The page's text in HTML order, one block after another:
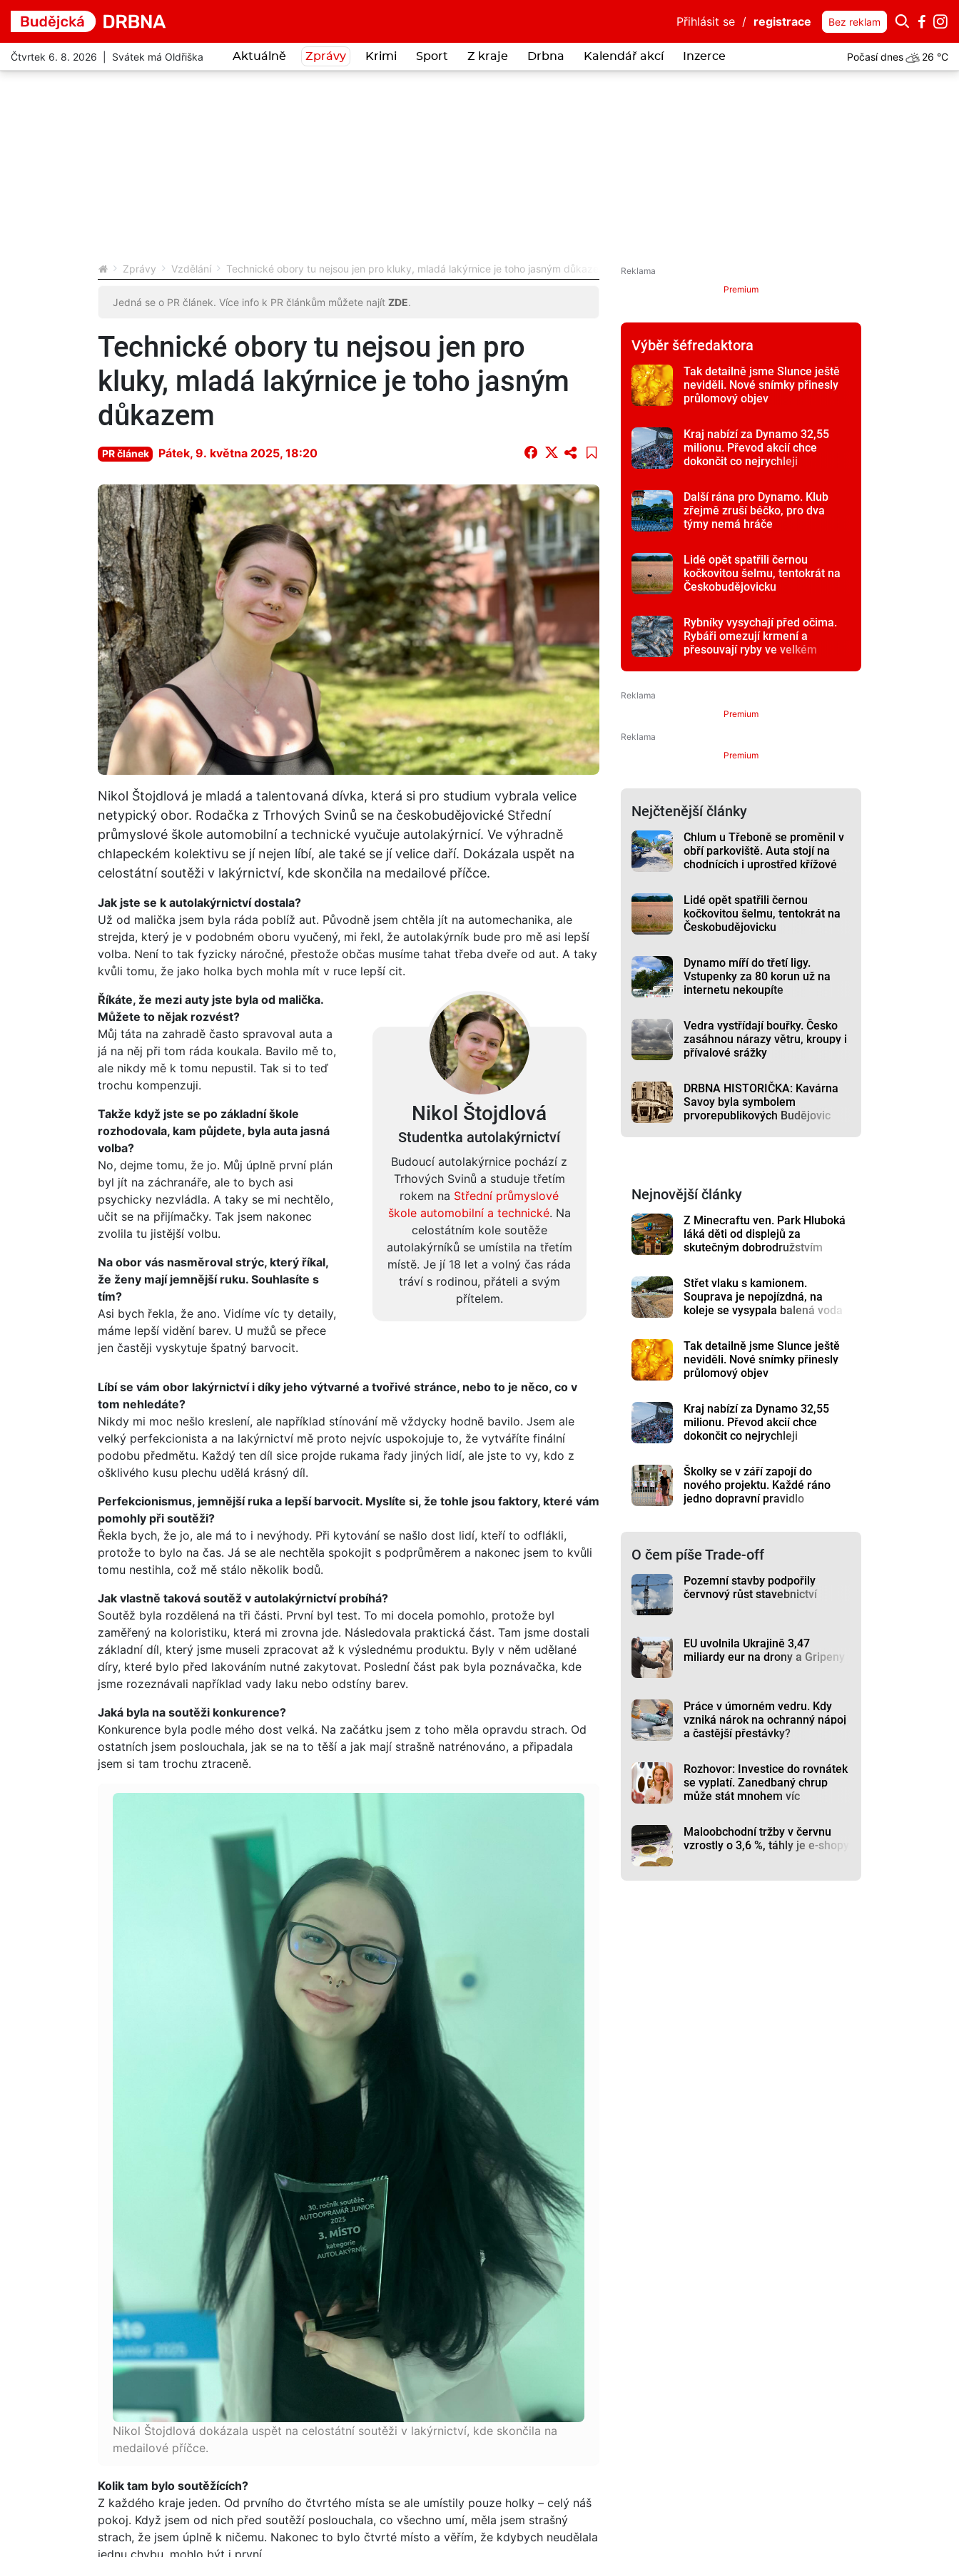
Přihlásit se / registrace Bez reklam
Čtvrtek 6. 8. 2026 | Svátek má Oldřiška Aktuálně Zprávy Krimi Sport Z kraje Drbna Kalendář akcí Inzerce Počasí dnes 26 °C
Zprávy Vzdělání Technické obory tu nejsou jen pro kluky, mladá lakýrnice je toho jasným důkazem
Jedná se o PR článek. Více info k PR článkům můžete najít ZDE.
Technické obory tu nejsou jen pro
kluky, mladá lakýrnice je toho jasným
důkazem
PR článek Pátek, 9. května 2025, 18:20
Nikol Štojdlová je mladá a talentovaná dívka, která si pro studium vybrala velice
netypický obor. Rodačka z Trhových Svinů se na českobudějovické Střední
průmyslové škole automobilní a technické vyučuje autolakýrnicí. Ve výhradně
chlapeckém kolektivu se jí nejen líbí, ale také se jí velice daří. Dokázala uspět na
celostátní soutěži v lakýrnictví, kde skončila na medailové příčce.
Jak jste se k autolakýrnictví dostala?
Už od malička jsem byla ráda poblíž aut. Původně jsem chtěla jít na automechanika, ale
strejda, který je v podobném oboru vyučený, mi řekl, že autolakýrník bude pro mě asi lepší
volba. Není to tak fyzicky náročné, přestože občas musíme tahat třeba dveře od aut. A taky
kvůli tomu, že jako holka bych mohla mít v ruce lepší cit.
Říkáte, že mezi auty jste byla od malička.
Můžete to nějak rozvést?
Můj táta na zahradě často spravoval auta a
já na něj při tom ráda koukala. Bavilo mě to,
ale nikdy mě k tomu nepustil. Tak si to teď
trochu kompenzuji.
Takže když jste se po základní škole
rozhodovala, kam půjdete, byla auta jasná
volba?
No, dejme tomu, že jo. Můj úplně první plán
byl jít na záchranáře, ale to bych asi
psychicky nezvládla. A taky se mi nechtělo,
učit se na přijímačky. Tak jsem nakonec
zvolila tu jistější volbu.
Na obor vás nasměroval strýc, který říkal,
že ženy mají jemnější ruku. Souhlasíte s
tím?
Asi bych řekla, že ano. Vidíme víc ty detaily,
máme lepší vidění barev. U mužů se přece
jen častěji vyskytuje špatný barvocit.
Nikol Štojdlová
Studentka autolakýrnictví
Budoucí autolakýrnice pochází z
Trhových Svinů a studuje třetím
rokem na Střední průmyslové
škole automobilní a technické. Na
celostátním kole soutěže
autolakýrníků se umístila na třetím
místě. Je jí 18 let a volný čas ráda
tráví s rodinou, přáteli a svým
přítelem.
Líbí se vám obor lakýrnictví i díky jeho výtvarné a tvořivé stránce, nebo to je něco, co v
tom nehledáte?
Nikdy mi moc nešlo kreslení, ale například stínování mě vždycky hodně bavilo. Jsem ale
velký perfekcionista a na lakýrnictví mě proto nejvíc uspokojuje to, že vytváříte finální
podobu předmětu. Každý ten díl sice projde rukama řady jiných lidí, ale jste to vy, kdo z
ošklivého kusu plechu udělá krásný díl.
Perfekcionismus, jemnější ruka a lepší barvocit. Myslíte si, že tohle jsou faktory, které vám
pomohly při soutěži?
Řekla bych, že jo, ale má to i nevýhody. Při kytování se našlo dost lidí, kteří to odflákli,
protože to bylo na čas. Já se ale nechtěla spokojit s podprůměrem a nakonec jsem to kvůli
tomu nestihla, což mě stálo několik bodů.
Jak vlastně taková soutěž v autolakýrnictví probíhá?
Soutěž byla rozdělená na tři části. První byl test. To mi docela pomohlo, protože byl
zaměřený na koloristiku, která mi zrovna jde. Následovala praktická část. Tam jsme dostali
základní díl, který jsme museli zpracovat až k výslednému produktu. Byly v něm udělané
díry, které bylo před lakováním nutné zakytovat. Poslední část pak byla poznávačka, kde
jsme rozeznávali například vady laku nebo odstíny barev.
Jaká byla na soutěži konkurence?
Konkurence byla podle mého dost velká. Na začátku jsem z toho měla opravdu strach. Od
ostatních jsem poslouchala, jak se na to těší a jak mají strašně natrénováno, a připadala
jsem si tam trochu ztraceně.
Nikol Štojdlová dokázala uspět na celostátní soutěži v lakýrnictví, kde skončila na
medailové příčce.
Kolik tam bylo soutěžících?
Z každého kraje jeden. Od prvního do čtvrtého místa se ale umístily pouze holky – celý náš
pokoj. Když jsem od nich před soutěží poslouchala, co všechno umí, měla jsem strašný
strach, že jsem úplně k ničemu. Nakonec to bylo čtvrté místo a věřím, že kdybych neudělala
Premium
Výběr šéfredaktora
Tak detailně jsme Slunce ještě
neviděli. Nové snímky přinesly
průlomový objev
Kraj nabízí za Dynamo 32,55
milionu. Převod akcií chce
dokončit co nejrychleji
Další rána pro Dynamo. Klub
zřejmě zruší béčko, pro dva
týmy nemá hráče
Lidé opět spatřili černou
kočkovitou šelmu, tentokrát na
Českobudějovicku
Rybníky vysychají před očima.
Rybáři omezují krmení a
přesouvají ryby ve velkém
Premium
Premium
Nejčtenější články
Chlum u Třeboně se proměnil v
obří parkoviště. Auta stojí na
chodnících i uprostřed křížové
Lidé opět spatřili černou
kočkovitou šelmu, tentokrát na
Českobudějovicku
Dynamo míří do třetí ligy.
Vstupenky za 80 korun už na
internetu nekoupíte
Vedra vystřídají bouřky. Česko
zasáhnou nárazy větru, kroupy i
přívalové srážky
DRBNA HISTORIČKA: Kavárna
Savoy byla symbolem
prvorepublikových Budějovic
Nejnovější články
Z Minecraftu ven. Park Hluboká
láká děti od displejů za
skutečným dobrodružstvím
Střet vlaku s kamionem.
Souprava je nepojízdná, na
koleje se vysypala balená voda
Tak detailně jsme Slunce ještě
neviděli. Nové snímky přinesly
průlomový objev
Kraj nabízí za Dynamo 32,55
milionu. Převod akcií chce
dokončit co nejrychleji
Školky se v září zapojí do
nového projektu. Každé ráno
jedno dopravní pravidlo
O čem píše Trade-off
Pozemní stavby podpořily
červnový růst stavebnictví
EU uvolnila Ukrajině 3,47
miliardy eur na drony a Gripeny
Práce v úmorném vedru. Kdy
vzniká nárok na ochranný nápoj
a častější přestávky?
Rozhovor: Investice do rovnátek
se vyplatí. Zanedbaný chrup
může stát mnohem víc
Maloobchodní tržby v červnu
vzrostly o 3,6 %, táhly je e-shopy